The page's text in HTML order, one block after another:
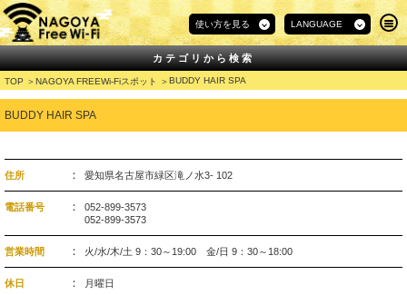
使い方を見る LANGUAGE
カテゴリから検索
TOP NAGOYA FREEWi-Fiスポット BUDDY HAIR SPA
BUDDY HAIR SPA
住所 愛知県名古屋市緑区滝ノ水3- 102
電話番号
052-899-3573
052-899-3573
営業時間 火/水/木/土 9：30～19:00 金/日 9：30～18:00
休日 月曜日